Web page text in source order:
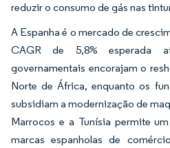
reduzir o consumo de gás nas
A Espanha é o mercado de
CAGR de 5,8% esperada
governamentais encorajam o
Norte de África, enquanto os
subsidiam a modernização de
Marrocos e a Tunísia permite
marcas espanholas de